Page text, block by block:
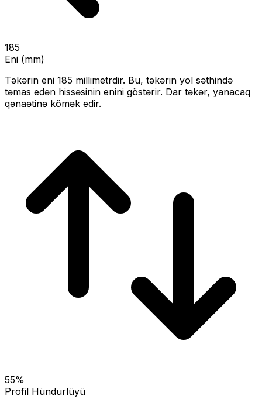
185
Eni (mm)
Təkərin eni 185 millimetrdir. Bu, təkərin yol səthində
təmas edən hissəsinin enini göstərir. Dar təkər, yanacaq
qənaətinə kömək edir.
55%
Profil Hündürlüyü